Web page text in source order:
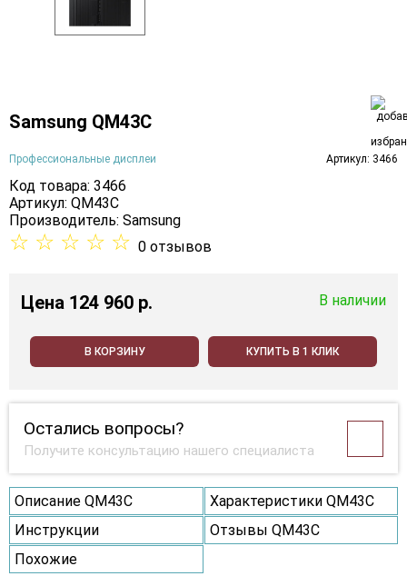
Samsung QM43C
Профессиональные дисплеи Артикул: 3466
Код товара: 3466
Артикул: QM43C
Производитель: Samsung
☆ ☆ ☆ ☆ ☆ 0 отзывов
Цена 124 960 p. В наличии
В КОРЗИНУ КУПИТЬ В 1 КЛИК
Остались вопросы?
Получите консультацию нашего специалиста
Описание QM43C
Характеристики QM43C
Инструкции
Отзывы QM43C
Похожие